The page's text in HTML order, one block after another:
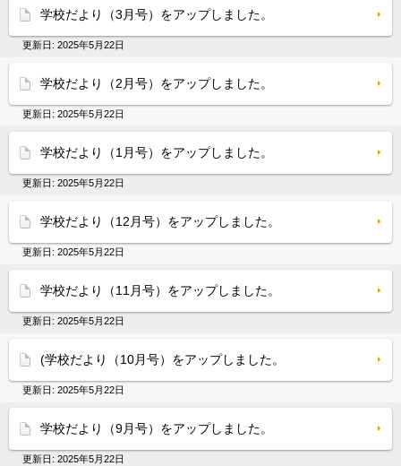
学校だより（3月号）をアップしました。
更新日: 2025年5月22日
学校だより（2月号）をアップしました。
更新日: 2025年5月22日
学校だより（1月号）をアップしました。
更新日: 2025年5月22日
学校だより（12月号）をアップしました。
更新日: 2025年5月22日
学校だより（11月号）をアップしました。
更新日: 2025年5月22日
(学校だより（10月号）をアップしました。
更新日: 2025年5月22日
学校だより（9月号）をアップしました。
更新日: 2025年5月22日